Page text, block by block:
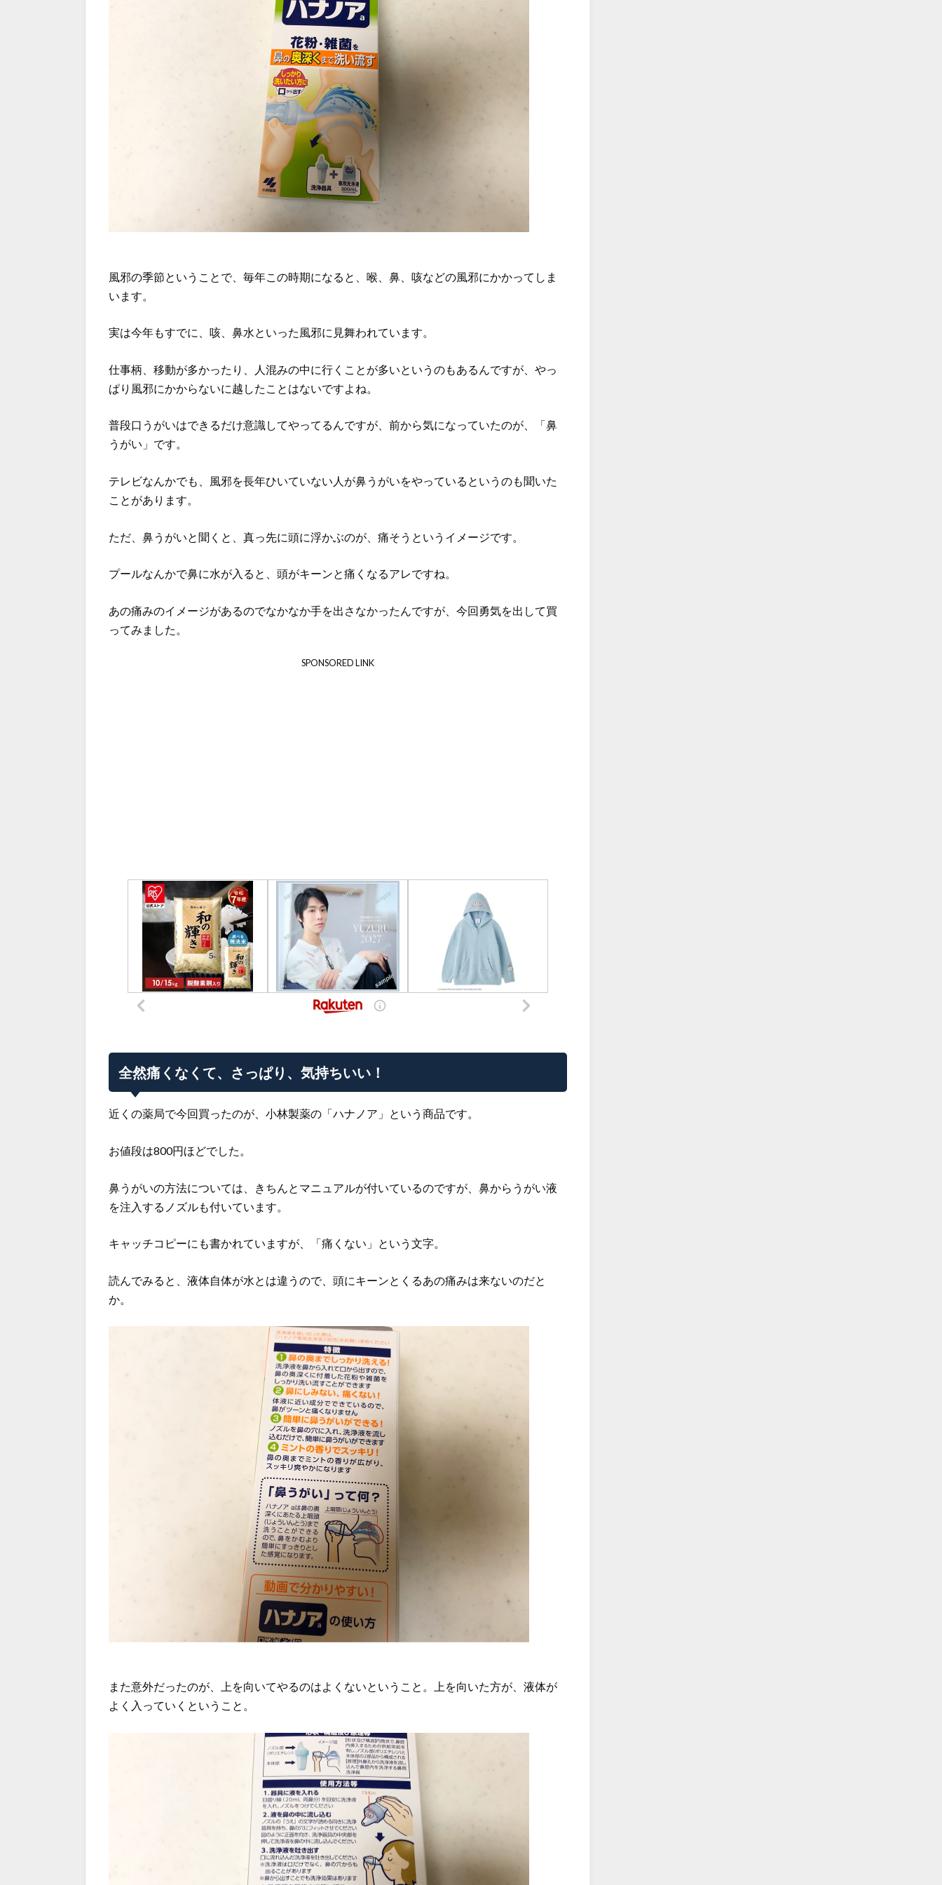
風邪の季節ということで、毎年この時期になると、喉、鼻、咳などの風邪にかかってしま
います。
実は今年もすでに、咳、鼻水といった風邪に見舞われています。
仕事柄、移動が多かったり、人混みの中に行くことが多いというのもあるんですが、やっ
ぱり風邪にかからないに越したことはないですよね。
普段口うがいはできるだけ意識してやってるんですが、前から気になっていたのが、「鼻
うがい」です。
テレビなんかでも、風邪を長年ひいていない人が鼻うがいをやっているというのも聞いた
ことがあります。
ただ、鼻うがいと聞くと、真っ先に頭に浮かぶのが、痛そうというイメージです。
プールなんかで鼻に水が入ると、頭がキーンと痛くなるアレですね。
あの痛みのイメージがあるのでなかなか手を出さなかったんですが、今回勇気を出して買
ってみました。
SPONSORED LINK
全然痛くなくて、さっぱり、気持ちいい！
近くの薬局で今回買ったのが、小林製薬の「ハナノア」という商品です。
お値段は800円ほどでした。
鼻うがいの方法については、きちんとマニュアルが付いているのですが、鼻からうがい液
を注入するノズルも付いています。
キャッチコピーにも書かれていますが、「痛くない」という文字。
読んでみると、液体自体が水とは違うので、頭にキーンとくるあの痛みは来ないのだと
か。
また意外だったのが、上を向いてやるのはよくないということ。上を向いた方が、液体が
よく入っていくということ。